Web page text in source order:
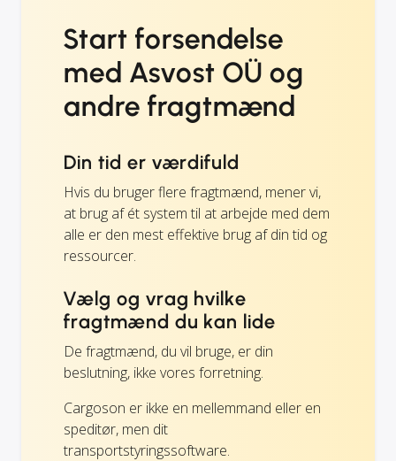
Start forsendelse
med Asvost OÜ og
andre fragtmænd
Din tid er værdifuld
Hvis du bruger flere fragtmænd, mener vi,
at brug af ét system til at arbejde med dem
alle er den mest effektive brug af din tid og
ressourcer.
Vælg og vrag hvilke
fragtmænd du kan lide
De fragtmænd, du vil bruge, er din
beslutning, ikke vores forretning.
Cargoson er ikke en mellemmand eller en
speditør, men dit
transportstyringssoftware.